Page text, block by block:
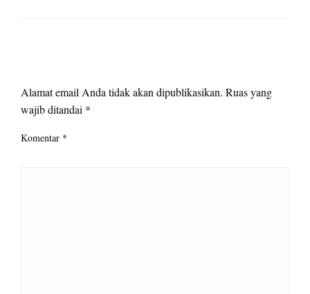
Alamat email Anda tidak akan dipublikasikan. Ruas yang
wajib ditandai *
Komentar *